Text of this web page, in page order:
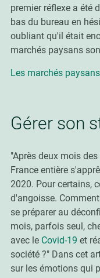
premier réflexe a été
bas du bureau en
oubliant qu'il était
marchés paysans
Les marchés
Gérer son
"Après deux mois
France entière
2020. Pour certains,
d'angoisse. Comment
se préparer au
mois, parfois seul,
avec le Covid-19 et
société ?" Dans cet
sur les émotions qui